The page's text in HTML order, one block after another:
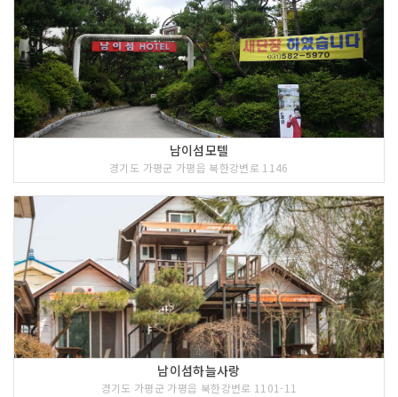
남이섬모텔
경기도 가평군 가평읍 북한강변로 1146
남이섬하늘사랑
경기도 가평군 가평읍 북한강변로 1101-11